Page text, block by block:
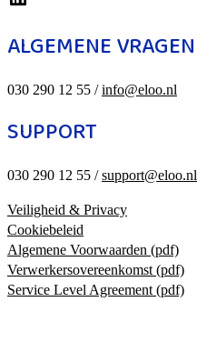
ALGEMENE VRAGEN
030 290 12 55 /info@eloo.nl
SUPPORT
030 290 12 55 /support@eloo.nl
Veiligheid & Privacy
Cookiebeleid
Algemene Voorwaarden (pdf)
Verwerkersovereenkomst (pdf)
Service Level Agreement (pdf)